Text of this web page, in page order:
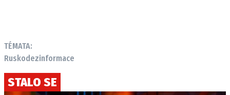
TÉMATA:
Ruskodezinformace
STALO SE